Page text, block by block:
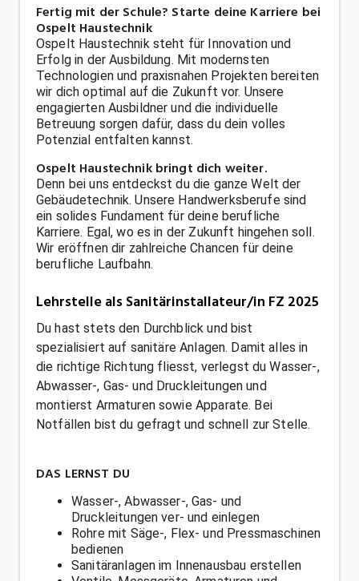
Fertig mit der Schule? Starte deine Karriere bei
Ospelt Haustechnik
Ospelt Haustechnik steht für Innovation und
Erfolg in der Ausbildung. Mit modernsten
Technologien und praxisnahen Projekten bereiten
wir dich optimal auf die Zukunft vor. Unsere
engagierten Ausbildner und die individuelle
Betreuung sorgen dafür, dass du dein volles
Potenzial entfalten kannst.
Ospelt Haustechnik bringt dich weiter.
Denn bei uns entdeckst du die ganze Welt der
Gebäudetechnik. Unsere Handwerksberufe sind
ein solides Fundament für deine berufliche
Karriere. Egal, wo es in der Zukunft hingehen soll.
Wir eröffnen dir zahlreiche Chancen für deine
berufliche Laufbahn.
Lehrstelle als Sanitärinstallateur/in FZ 2025
Du hast stets den Durchblick und bist
spezialisiert auf sanitäre Anlagen. Damit alles in
die richtige Richtung fliesst, verlegst du Wasser-,
Abwasser-, Gas- und Druckleitungen und
montierst Armaturen sowie Apparate. Bei
Notfällen bist du gefragt und schnell zur Stelle.
DAS LERNST DU
Wasser-, Abwasser-, Gas- und
Druckleitungen ver- und einlegen
Rohre mit Säge-, Flex- und Pressmaschinen
bedienen
Sanitäranlagen im Innenausbau erstellen